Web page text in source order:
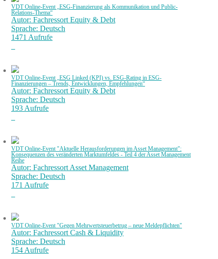
VDT Online-Event „ESG-Finanzierung als Kommunikation und Public-
Relations-Thema“
Autor: Fachressort Equity & Debt
Sprache: Deutsch
1471 Aufrufe
VDT Online-Event „ESG Linked (KPI) vs. ESG-Rating in ESG-
Finanzierungen – Trends, Entwicklungen, Empfehlungen“
Autor: Fachressort Equity & Debt
Sprache: Deutsch
193 Aufrufe
VDT Online-Event "Aktuelle Herausforderungen im Asset Management":
Konsequenzen des veränderten Marktumfeldes - Teil 4 der Asset Management
Reihe
Autor: Fachressort Asset Management
Sprache: Deutsch
171 Aufrufe
VDT Online-Event "Gegen Mehrwertsteuerbetrug – neue Meldepflichten"
Autor: Fachressort Cash & Liquidity
Sprache: Deutsch
154 Aufrufe